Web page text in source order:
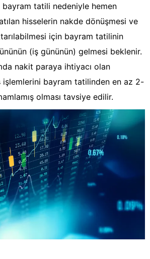
bayram tatili nedeniyle hemen
hisselerin nakde dönüşmesi ve
için bayram tatilinin
(iş gününün) gelmesi beklenir.
nakit paraya ihtiyacı olan
işlemlerini bayram tatilinden en az 2-
olması tavsiye edilir.